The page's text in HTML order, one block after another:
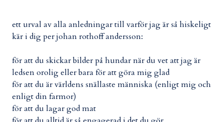
ett urval av alla anledningar till varför jag är så hiskeligt
kär i dig per johan rothoff andersson:
för att du skickar bilder på hundar när du vet att jag är
ledsen orolig eller bara för att göra mig glad
för att du är världens snällaste människa (enligt mig och
enligt din farmor)
för att du lagar god mat